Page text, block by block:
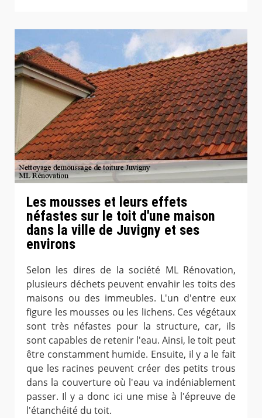
Les mousses et leurs effets
néfastes sur le toit d'une maison
dans la ville de Juvigny et ses
environs
Selon les dires de la société ML Rénovation,
plusieurs déchets peuvent envahir les toits des
maisons ou des immeubles. L'un d'entre eux
figure les mousses ou les lichens. Ces végétaux
sont très néfastes pour la structure, car, ils
sont capables de retenir l'eau. Ainsi, le toit peut
être constamment humide. Ensuite, il y a le fait
que les racines peuvent créer des petits trous
dans la couverture où l'eau va indéniablement
passer. Il y a donc ici une mise à l'épreuve de
l'étanchéité du toit.